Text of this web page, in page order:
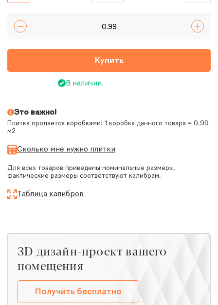
Купить
В наличии.
Это важно!
Плитка продается коробками! 1 коробка данного товара = 0.99
м2
Сколько мне нужно плитки
Для всех товаров приведены номинальные размеры,
фактические размеры соответствуют калибрам.
Таблица калибров
ЗD дизайн-проект вашего
помещения
Получить бесплатно